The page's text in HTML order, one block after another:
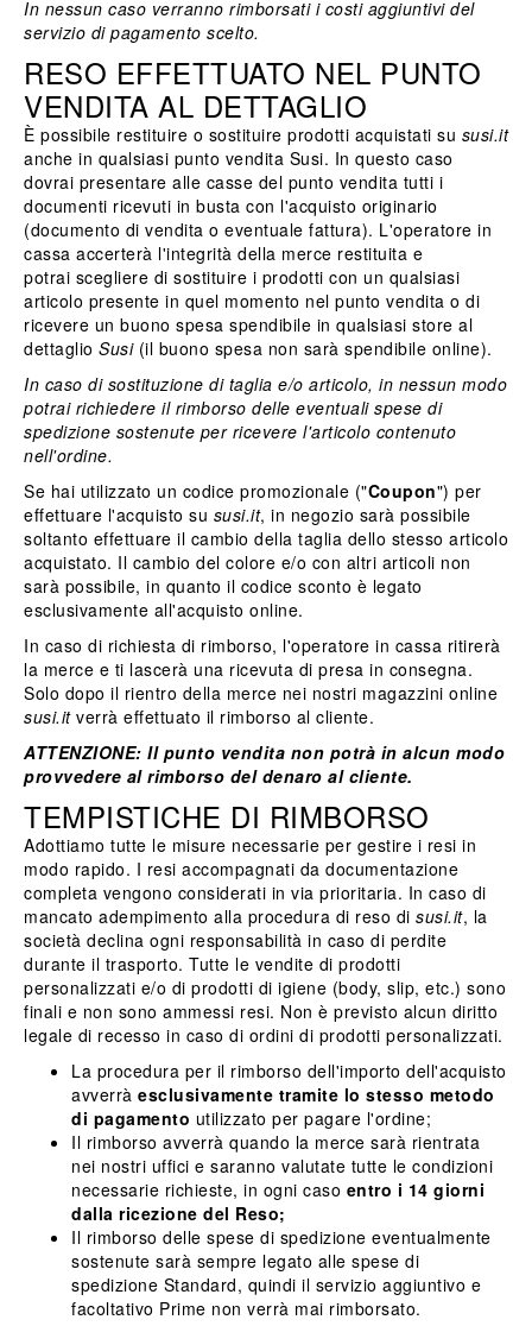
In nessun caso verranno rimborsati i costi aggiuntivi del
servizio di pagamento scelto.
RESO EFFETTUATO NEL PUNTO
VENDITA AL DETTAGLIO
È possibile restituire o sostituire prodotti acquistati su susi.it
anche in qualsiasi punto vendita Susi. In questo caso
dovrai presentare alle casse del punto vendita tutti i
documenti ricevuti in busta con l'acquisto originario
(documento di vendita o eventuale fattura). L'operatore in
cassa accerterà l'integrità della merce restituita e
potrai scegliere di sostituire i prodotti con un qualsiasi
articolo presente in quel momento nel punto vendita o di
ricevere un buono spesa spendibile in qualsiasi store al
dettaglio Susi(il buono spesa non sarà spendibile online).
In caso di sostituzione di taglia e/o articolo, in nessun modo
potrai richiedere il rimborso delle eventuali spese di
spedizione sostenute per ricevere l'articolo contenuto
nell'ordine.
Se hai utilizzato un codice promozionale ("Coupon") per
effettuare l'acquisto su susi.it, in negozio sarà possibile
soltanto effettuare il cambio della taglia dello stesso articolo
acquistato. Il cambio del colore e/o con altri articoli non
sarà possibile, in quanto il codice sconto è legato
esclusivamente all'acquisto online.
In caso di richiesta di rimborso, l'operatore in cassa ritirerà
la merce e ti lascerà una ricevuta di presa in consegna.
Solo dopo il rientro della merce nei nostri magazzini online
susi.itverrà effettuato il rimborso al cliente.
ATTENZIONE: Il punto vendita non potrà in alcun modo
provvedere al rimborso del denaro al cliente.
TEMPISTICHE DI RIMBORSO
Adottiamo tutte le misure necessarie per gestire i resi in
modo rapido. I resi accompagnati da documentazione
completa vengono considerati in via prioritaria. In caso di
mancato adempimento alla procedura di reso di susi.it, la
società declina ogni responsabilità in caso di perdite
durante il trasporto. Tutte le vendite di prodotti
personalizzati e/o di prodotti di igiene (body, slip, etc.) sono
finali e non sono ammessi resi. Non è previsto alcun diritto
legale di recesso in caso di ordini di prodotti personalizzati.
La procedura per il rimborso dell'importo dell'acquisto
avverrà esclusivamente tramite lo stesso metodo
di pagamento utilizzato per pagare l'ordine;
Il rimborso avverrà quando la merce sarà rientrata
nei nostri uffici e saranno valutate tutte le condizioni
necessarie richieste, in ogni caso entro i 14 giorni
dalla ricezione del Reso;
Il rimborso delle spese di spedizione eventualmente
sostenute sarà sempre legato alle spese di
spedizione Standard, quindi il servizio aggiuntivo e
facoltativo Prime non verrà mai rimborsato.